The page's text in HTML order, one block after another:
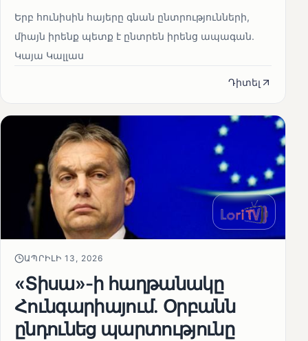
Երբ հունիսին հայերը գնան ընտրությունների,
միայն իրենք պետք է ընտրեն իրենց ապագան.
Կայա Կալլաս
Դիտել
ԱՊՐԻԼԻ 13, 2026
«Տիսա»-ի հաղթանակը
Հունգարիայում․ Օրբանն
ընդունեց պարտությունը